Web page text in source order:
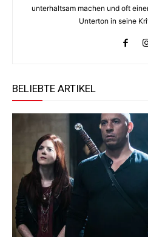
unterhaltsam machen und oft
Unterton in seine
BELIEBTE ARTIKEL